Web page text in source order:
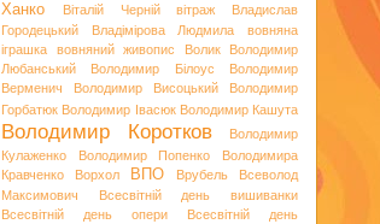
Ханко
Віталій Черній вітраж
Владислав
Городецький
Владімірова Людмила
вовняна
іграшка
вовняний живопис Волик
Володимир
Любанський
Володимир Білоус
Володимир
Верменич
Володимир Висоцький
Володимир
Горбатюк Володимир Івасюк Володимир Кашута
Володимир Коротков
Володимир
Кулаженко
Володимир Попенко
Володимира
Кравченко
Ворхол ВПО Врубель
Всеволод
Максимович
Всесвітній день вишиванки
Всесвітній день опери
Всесвітній день